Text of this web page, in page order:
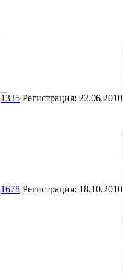
1335 Регистрация: 22.06.2010
1678 Регистрация: 18.10.2010